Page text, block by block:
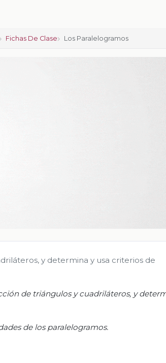
Fichas De Clase Los Paralelogramos
y determina y usa criterios de
de triángulos y cuadriláteros, y
de los paralelogramos.